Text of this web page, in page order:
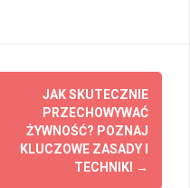
JAK SKUTECZNIE
PRZECHOWYWAĆ
ŻYWNOŚĆ? POZNAJ
KLUCZOWE ZASADY I
TECHNIKI
→